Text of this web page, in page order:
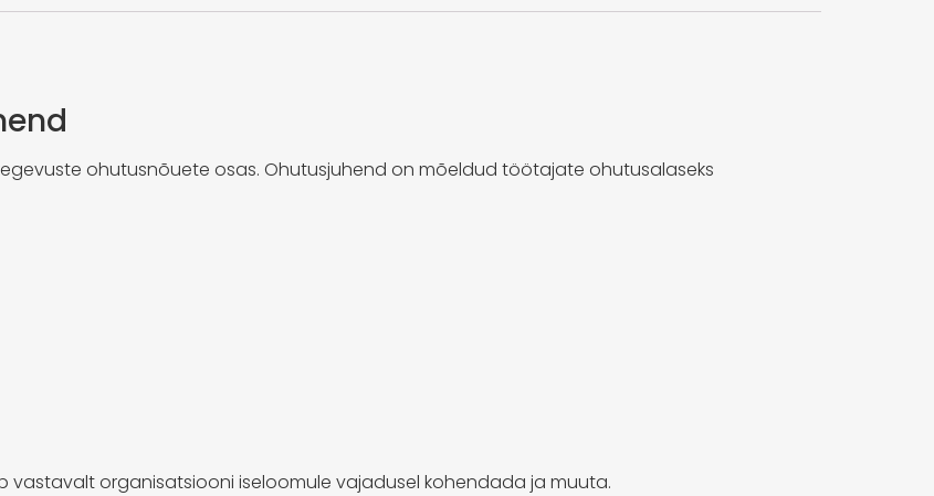
ohutusnõuete osas. Ohutusjuhend on mõeldud töötajate ohutusalaseks
vastavalt organisatsiooni iseloomule vajadusel kohendada ja muuta.